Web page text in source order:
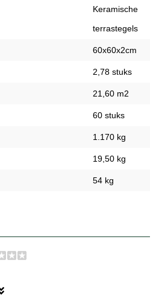
Keramische
terrastegels
60x60x2cm
2,78 stuks
21,60 m2
60 stuks
1.170 kg
19,50 kg
54 kg